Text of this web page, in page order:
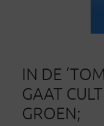
IN DE
GAAT
GROEN;